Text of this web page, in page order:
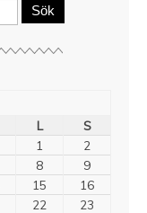
Sök
L
S
1
2
8
9
15
16
22
23